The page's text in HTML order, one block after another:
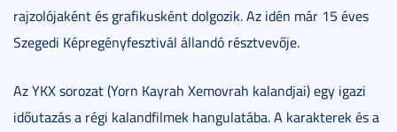
rajzolójaként és grafikusként dolgozik. Az idén már 15 éves
Szegedi Képregényfesztivál állandó résztvevője.
Az YKX sorozat (Yorn Kayrah Xemovrah kalandjai) egy igazi
időutazás a régi kalandfilmek hangulatába. A karakterek és a